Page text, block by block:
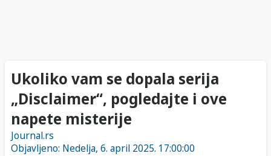
Ukoliko vam se dopala serija
„Disclaimer“, pogledajte i ove
napete misterije
Journal.rs
Objavljeno: Nedelja, 6. april 2025. 17:00:00